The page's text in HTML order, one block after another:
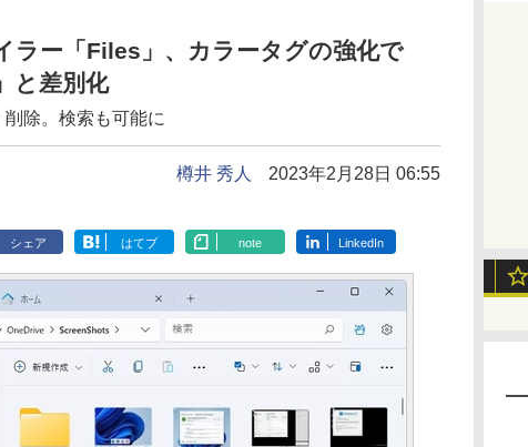
ラー「Files」、カラータグの強化で
と差別化
除。検索も可能に
樽井 秀人 2023年2月28日 06:55
シェア はてブ note LinkedIn